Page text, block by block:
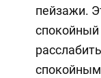
пейзажи.